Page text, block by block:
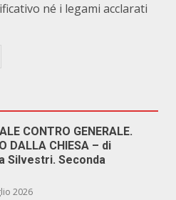
né i legami acclarati
CONTRO GENERALE.
DALLA CHIESA – di
Silvestri. Seconda
2026